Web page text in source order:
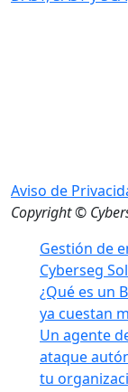
Aviso de
Copyright ©
Gestión de
Cyberseg
¿Qué es un
ya cuestan
Un agente
ataque
tu